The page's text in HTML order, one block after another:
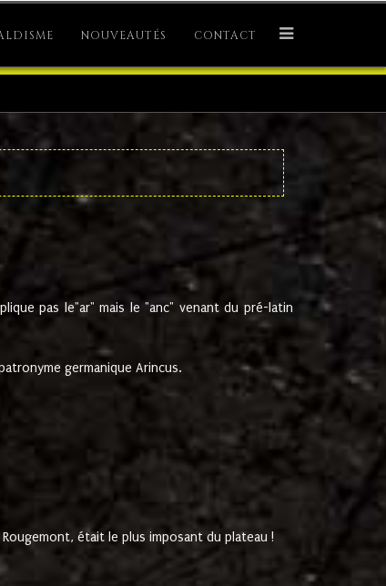
NOUVEAUTÉS CONTACT
pas le"ar" mais le "anc" venant du pré-latin
germanique Arincus.
était le plus imposant du plateau !